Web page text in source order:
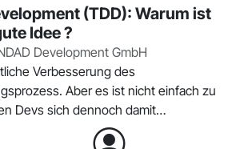
(TDD): Warum ist
Idee ?
Development GmbH
Verbesserung des
Aber es ist nicht einfach zu
Devs sich dennoch damit